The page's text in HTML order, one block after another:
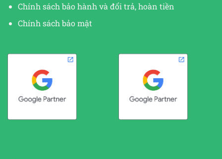
Chính sách bảo hành và đổi trả, hoàn tiền
Chính sách bảo mật